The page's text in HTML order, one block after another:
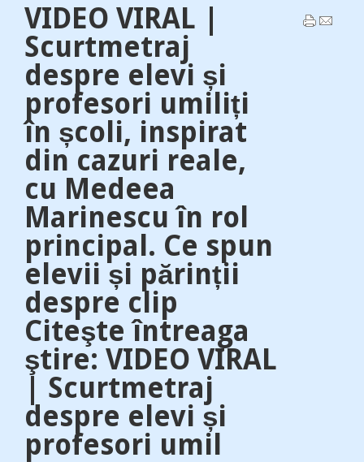
VIDEO VIRAL |
Scurtmetraj
despre elevi și
profesori umiliți
în școli, inspirat
din cazuri reale,
cu Medeea
Marinescu în rol
principal. Ce spun
elevii și părinții
despre clip
Citeşte întreaga
ştire: VIDEO VIRAL
| Scurtmetraj
despre elevi și
profesori umil